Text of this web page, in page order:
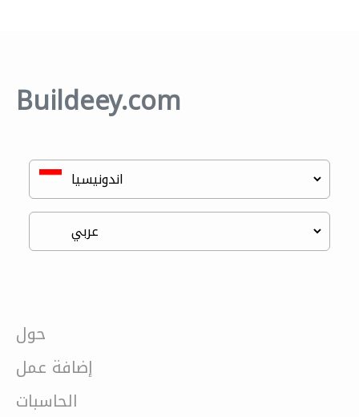
Buildeey.com
حول
إضافة عمل
الحاسبات